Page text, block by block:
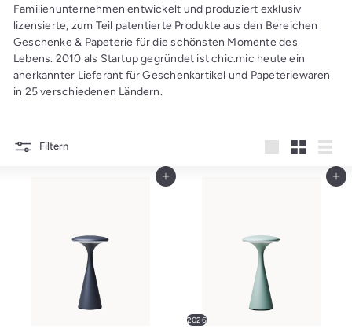
a's
L
a
d
e
Familienunternehmen entwickelt und produziert exklusiv
lizensierte, zum Teil patentierte Produkte aus den Bereichen
Geschenke & Papeterie für die schönsten Momente des
Lebens. 2010 als Startup gegründet ist chic.mic heute ein
anerkannter Lieferant für Geschenkartikel und Papeteriewaren
in 25 verschiedenen Ländern.
Filtern
In den Einkaufswagen legen In den Einkaufswagen legen
2026